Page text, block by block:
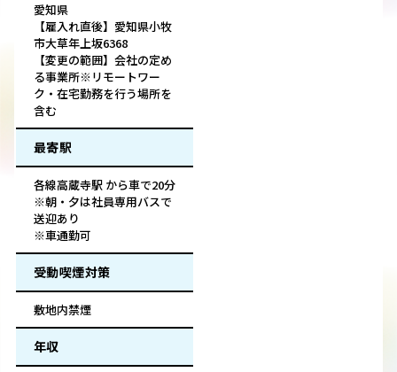
愛知県
【雇入れ直後】愛知県小牧
市大草年上坂6368
【変更の範囲】会社の定め
る事業所※リモートワー
ク・在宅勤務を行う場所を
含む
最寄駅
各線高蔵寺駅 から車で20分
※朝・夕は社員専用バスで
送迎あり
※車通勤可
受動喫煙対策
敷地内禁煙
年収